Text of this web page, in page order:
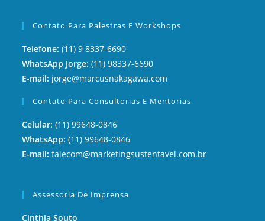
Contato Para Palestras E Workshops
Telefone: (11) 9 8337-6690
WhatsApp Jorge: (11) 98337-6690
E-mail: jorge@marcusnakagawa.com
Contato Para Consultorias E Mentorias
Celular: (11) 99648-0846
WhatsApp: (11) 99648-0846
E-mail: falecom@marketingsustentavel.com.br
Assessoria De Imprensa
Cinthia Souto